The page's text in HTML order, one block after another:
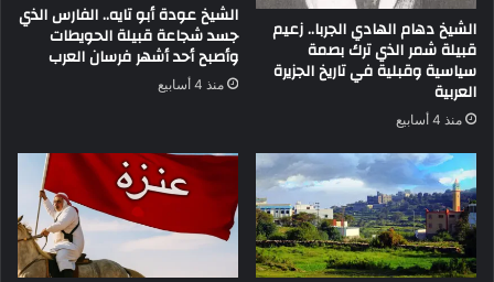
الشيخ دهام الهادي الجربا.. زعيم
قبيلة شمر الذي ترك بصمة
سياسية وقبلية في تاريخ الجزيرة
العربية
منذ 4 أسابيع
الشيخ عودة أبو تايه.. الفارس الذي
جسد شجاعة قبيلة الحويطات
وأصبح أحد أشهر فرسان العرب
منذ 4 أسابيع